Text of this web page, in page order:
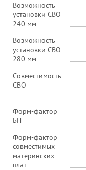
Возможность
установки СВО
240 мм
Возможность
установки СВО
280 мм
Совместимость
СВО
Форм-фактор
БП
Форм-фактор
совместимых
материнских
плат